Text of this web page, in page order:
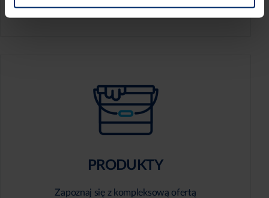
aby perfekcyjnie wygładzić swoje ściany.
PRODUKTY
Zapoznaj się z kompleksową ofertą